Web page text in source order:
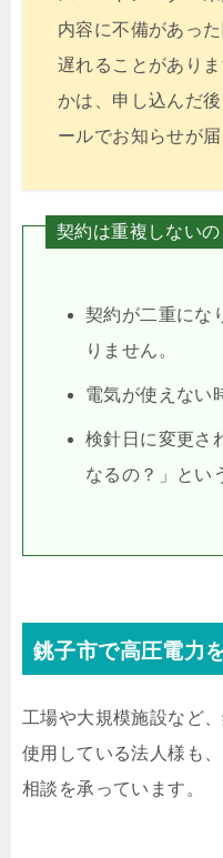
内容に不備があっ
遅れることがあり
かは、申し込んだ
ールでお知らせが届
契約は重複しないの
契約が二重にな
りません。
電気が使えない
検針日に変更さ
なるの？」とい
銚子市で高圧電力
工場や大規模施設など
使用している法人様も
相談を承っています。